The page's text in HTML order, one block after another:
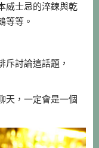
威士忌的淬鍊與乾
等等。
斥討論這話題，
天，一定會是一個